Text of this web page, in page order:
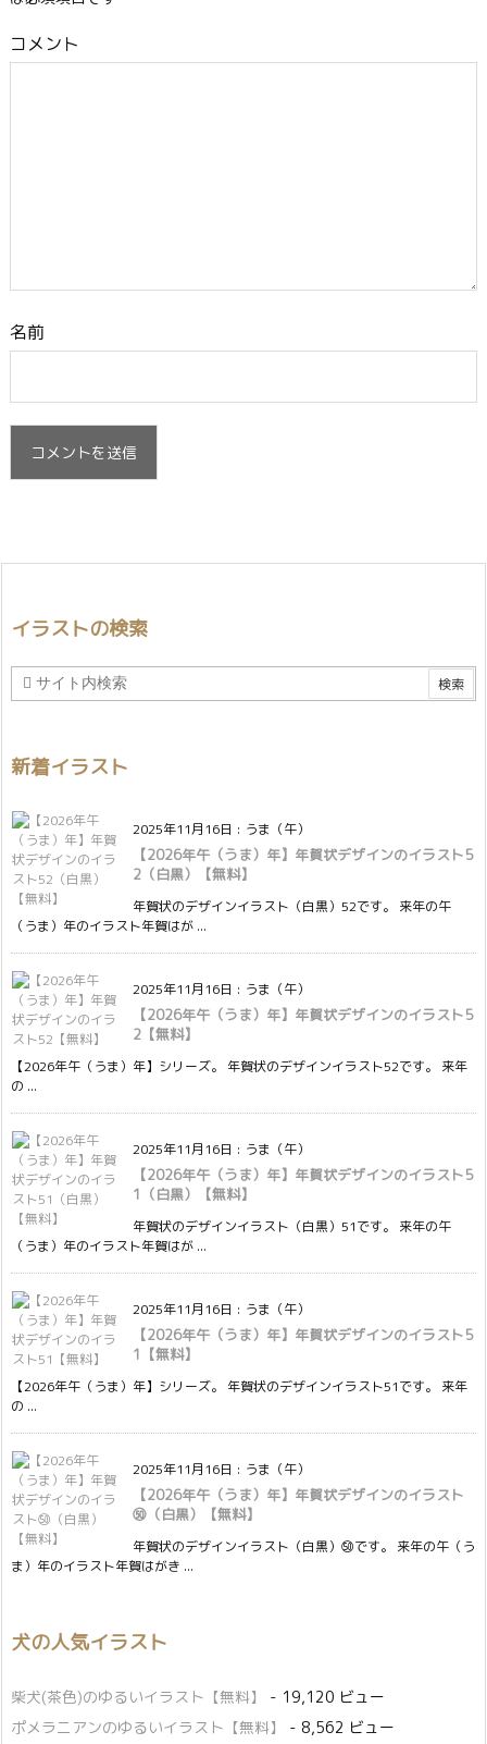
コメント
名前
イラストの検索
新着イラスト
2025年11月16日 : うま（午）
【2026年午（うま）年】年賀状デザインのイラスト5
2（白黒）【無料】
年賀状のデザインイラスト（白黒）52です。 来年の午
（うま）年のイラスト年賀はが ...
2025年11月16日 : うま（午）
【2026年午（うま）年】年賀状デザインのイラスト5
2【無料】
【2026年午（うま）年】シリーズ。 年賀状のデザインイラスト52です。 来年
の ...
2025年11月16日 : うま（午）
【2026年午（うま）年】年賀状デザインのイラスト5
1（白黒）【無料】
年賀状のデザインイラスト（白黒）51です。 来年の午
（うま）年のイラスト年賀はが ...
2025年11月16日 : うま（午）
【2026年午（うま）年】年賀状デザインのイラスト5
1【無料】
【2026年午（うま）年】シリーズ。 年賀状のデザインイラスト51です。 来年
の ...
2025年11月16日 : うま（午）
【2026年午（うま）年】年賀状デザインのイラスト
㊿（白黒）【無料】
年賀状のデザインイラスト（白黒）㊿です。 来年の午（う
ま）年のイラスト年賀はがき ...
犬の人気イラスト
柴犬(茶色)のゆるいイラスト【無料】
- 19,120 ビュー
ポメラニアンのゆるいイラスト【無料】
- 8,562 ビュー